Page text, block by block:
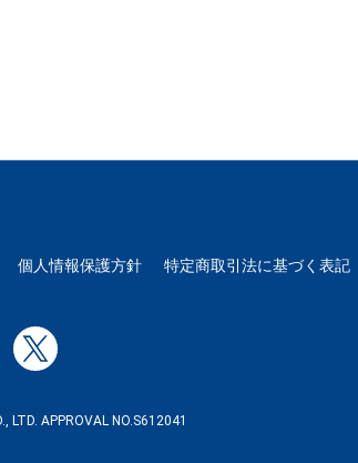
個人情報保護方針 特定商取引法に基づく表記
LTD. APPROVAL NO.S612041